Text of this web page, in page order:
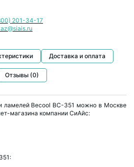
201-34-17
Доставка и оплата
Отзывы (0)
ламелей Becool BC-351 можно в Москве
магазина компании СиАйс: